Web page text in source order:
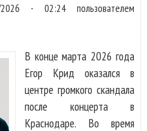
2026 - 02:24пользователем
В конце марта 2026 года
Егор Крид оказался в
центре громкого скандала
после концерта в
Краснодаре. Во время